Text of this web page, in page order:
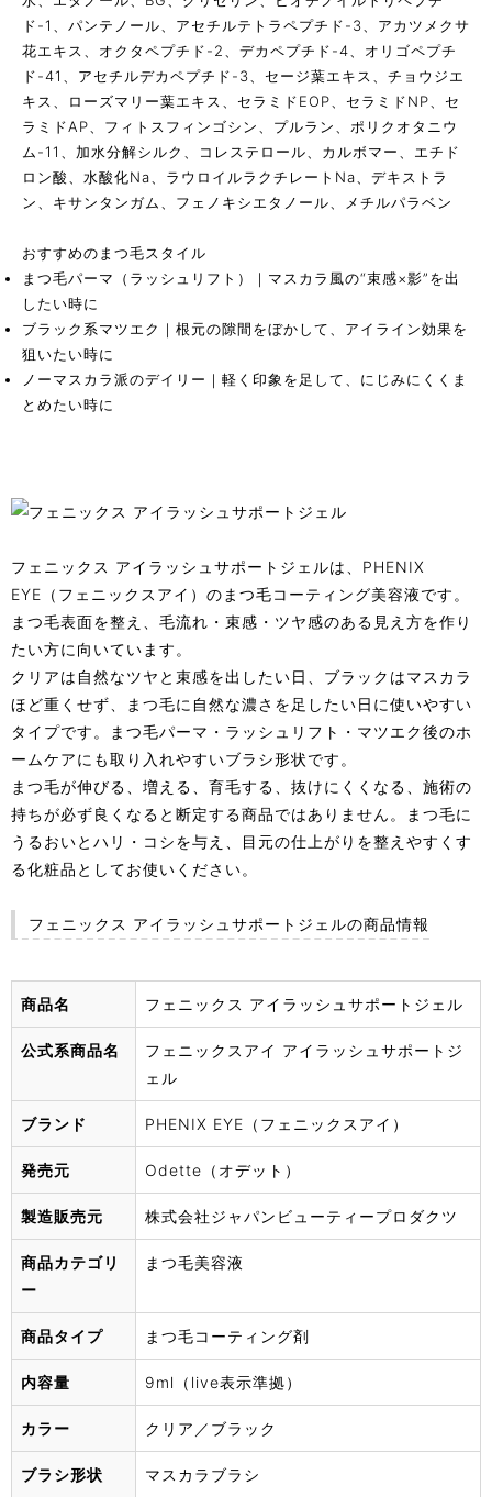
ド-1、パンテノール、アセチルテトラペプチド-3、アカツメクサ
花エキス、オクタペプチド-2、デカペプチド-4、オリゴペプチ
ド-41、アセチルデカペプチド-3、セージ葉エキス、チョウジエ
キス、ローズマリー葉エキス、セラミドEOP、セラミドNP、セ
ラミドAP、フィトスフィンゴシン、プルラン、ポリクオタニウ
ム-11、加水分解シルク、コレステロール、カルボマー、エチド
ロン酸、水酸化Na、ラウロイルラクチレートNa、デキストラ
ン、キサンタンガム、フェノキシエタノール、メチルパラベン
おすすめのまつ毛スタイル
まつ毛パーマ（ラッシュリフト）｜マスカラ風の“束感×影”を出
したい時に
ブラック系マツエク｜根元の隙間をぼかして、アイライン効果を
狙いたい時に
ノーマスカラ派のデイリー｜軽く印象を足して、にじみにくくま
とめたい時に
フェニックス アイラッシュサポートジェルは、PHENIX
EYE（フェニックスアイ）のまつ毛コーティング美容液です。
まつ毛表面を整え、毛流れ・束感・ツヤ感のある見え方を作り
たい方に向いています。
クリアは自然なツヤと束感を出したい日、ブラックはマスカラ
ほど重くせず、まつ毛に自然な濃さを足したい日に使いやすい
タイプです。まつ毛パーマ・ラッシュリフト・マツエク後のホ
ームケアにも取り入れやすいブラシ形状です。
まつ毛が伸びる、増える、育毛する、抜けにくくなる、施術の
持ちが必ず良くなると断定する商品ではありません。まつ毛に
うるおいとハリ・コシを与え、目元の仕上がりを整えやすくす
る化粧品としてお使いください。
フェニックス アイラッシュサポートジェルの商品情報
商品名 フェニックス アイラッシュサポートジェル
公式系商品名
フェニックスアイ アイラッシュサポートジ
ェル
ブランド PHENIX EYE（フェニックスアイ）
発売元 Odette（オデット）
製造販売元 株式会社ジャパンビューティープロダクツ
商品カテゴリ
ー
まつ毛美容液
商品タイプ まつ毛コーティング剤
内容量 9ml（live表示準拠）
カラー クリア／ブラック
ブラシ形状 マスカラブラシ